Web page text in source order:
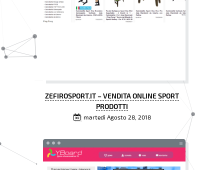
ZEFIROSPORT.IT – VENDITA ONLINE SPORT
PRODOTTI
martedì Agosto 28, 2018